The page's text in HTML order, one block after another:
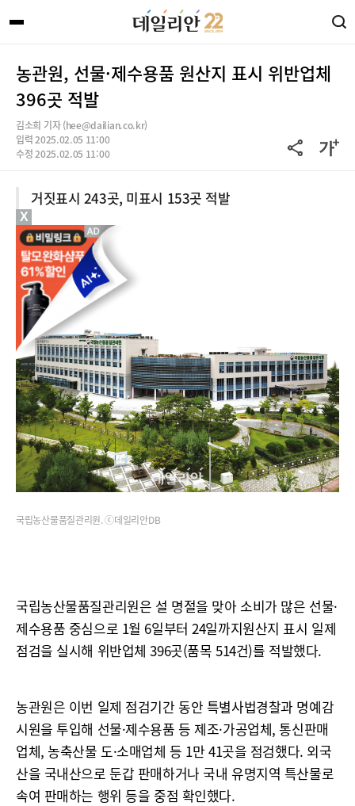
농관원, 선물·제수용품 원산지 표시 위반업체
396곳 적발
김소희 기자 (hee@dailian.co.kr)
입력 2025.02.05 11:00
수정 2025.02.05 11:00
거짓표시 243곳, 미표시 153곳 적발
국립농산물품질관리원. ⓒ데일리안DB
국립농산물품질관리원은 설 명절을 맞아 소비가 많은 선물·
제수용품 중심으로 1월 6일부터 24일까지원산지 표시 일제
점검을 실시해 위반업체 396곳(품목 514건)를 적발했다.
농관원은 이번 일제 점검기간 동안 특별사법경찰과 명예감
시원을 투입해 선물·제수용품 등 제조·가공업체, 통신판매
업체, 농축산물 도·소매업체 등 1만 41곳을 점검했다. 외국
산을 국내산으로 둔갑 판매하거나 국내 유명지역 특산물로
속여 판매하는 행위 등을 중점 확인했다.
X